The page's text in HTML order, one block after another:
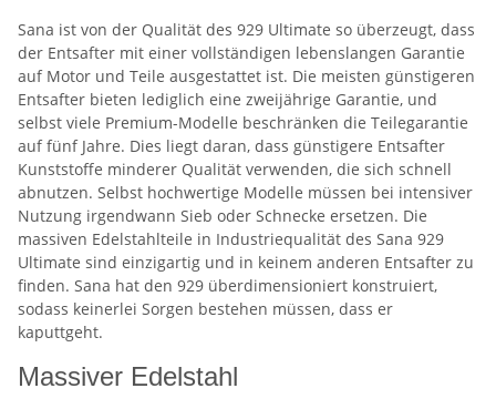
Sana ist von der Qualität des 929 Ultimate so überzeugt, dass
der Entsafter mit einer vollständigen lebenslangen Garantie
auf Motor und Teile ausgestattet ist. Die meisten günstigeren
Entsafter bieten lediglich eine zweijährige Garantie, und
selbst viele Premium-Modelle beschränken die Teilegarantie
auf fünf Jahre. Dies liegt daran, dass günstigere Entsafter
Kunststoffe minderer Qualität verwenden, die sich schnell
abnutzen. Selbst hochwertige Modelle müssen bei intensiver
Nutzung irgendwann Sieb oder Schnecke ersetzen. Die
massiven Edelstahlteile in Industriequalität des Sana 929
Ultimate sind einzigartig und in keinem anderen Entsafter zu
finden. Sana hat den 929 überdimensioniert konstruiert,
sodass keinerlei Sorgen bestehen müssen, dass er
kaputtgeht.
Massiver Edelstahl